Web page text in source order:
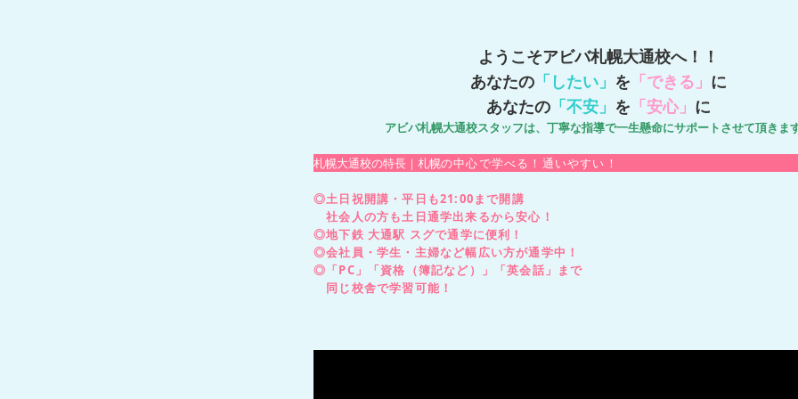
ようこそアビバ札幌大通校へ！！
あなたの 「したい」 を 「できる」 に
あなたの 「不安」 を 「安心」 に
アビバ札幌大通校スタッフは、丁寧な指導で一生懸命にサポートさせて頂きま
札幌大通校の特長｜札幌の中心で学べる！通いやすい！
◎土日祝開講・平日も21:00まで開講
社会人の方も土日通学出来るから安心！
◎地下鉄 大通駅 スグで通学に便利！
◎会社員・学生・主婦など幅広い方が通学中！
◎「PC」「資格（簿記など）」「英会話」まで
同じ校舎で学習可能！